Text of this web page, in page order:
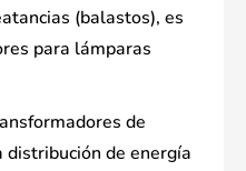
(balastos), es
para lámparas
de
de energía